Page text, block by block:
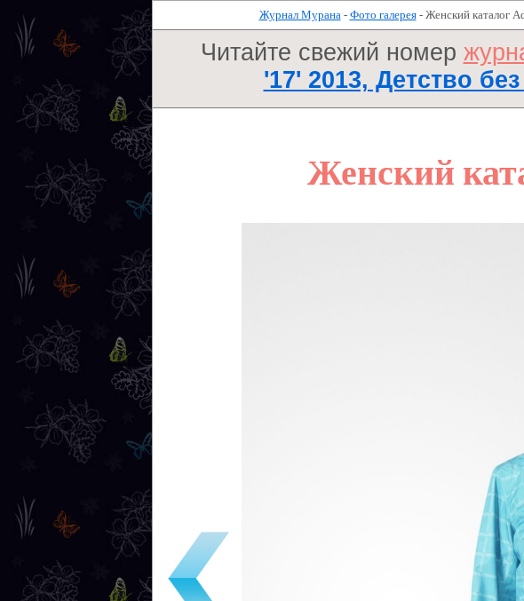
Журнал Мурана- Фото галерея- Женский каталог
Читайте свежий номер
'17' 2013, Детство без
Женский